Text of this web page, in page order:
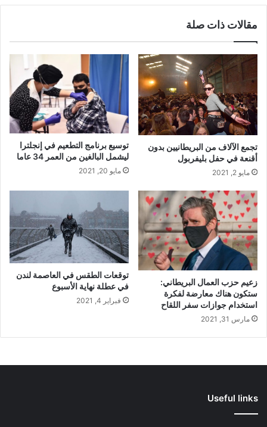
مقالات ذات صلة
تجمع الآلاف من البريطانيين بدون
أقنعة في حفل بليفربول
مايو 2, 2021
توسيع برنامج التطعيم في إنجلترا
ليشمل البالغين من العمر 34 عاما
مايو 20, 2021
زعيم حزب العمال البريطاني:
ستكون هناك معارضة لفكرة
استخدام جوازات سفر اللقاح
مارس 31, 2021
توقعات الطقس في العاصمة لندن
في عطلة نهاية الأسبوع
فبراير 4, 2021
Useful links